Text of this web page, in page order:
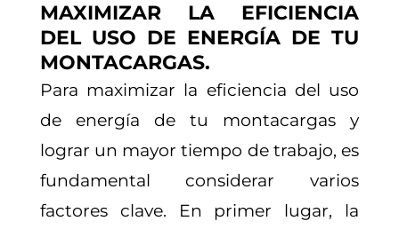
MAXIMIZAR LA EFICIENCIA
DEL USO DE ENERGÍA DE TU
MONTACARGAS.
Para maximizar la eficiencia del uso
de energía de tu montacargas y
lograr un mayor tiempo de trabajo, es
fundamental considerar varios
factores clave. En primer lugar, la